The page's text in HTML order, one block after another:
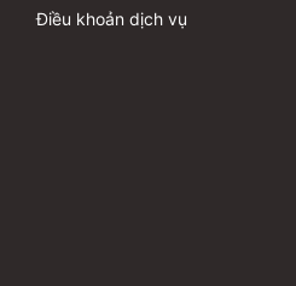
Điều khoản dịch vụ